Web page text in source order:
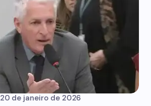
20 de janeiro de 2026